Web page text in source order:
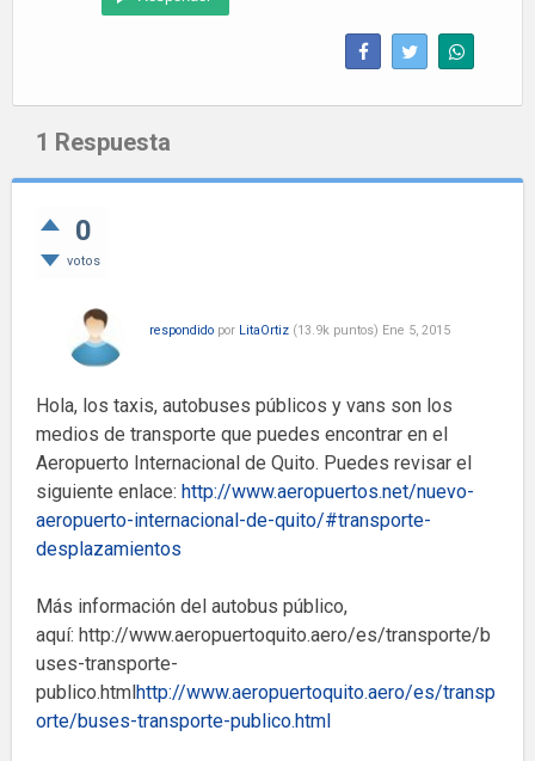
1 Respuesta
0
votos
respondido por LitaOrtiz (13.9k puntos) Ene 5, 2015
Hola, los taxis, autobuses públicos y vans son los
medios de transporte que puedes encontrar en el
Aeropuerto Internacional de Quito. Puedes revisar el
siguiente enlace: http://www.aeropuertos.net/nuevo-
aeropuerto-internacional-de-quito/#transporte-
desplazamientos
Más información del autobus público,
aquí: http://www.aeropuertoquito.aero/es/transporte/b
uses-transporte-
publico.htmlhttp://www.aeropuertoquito.aero/es/transp
orte/buses-transporte-publico.html